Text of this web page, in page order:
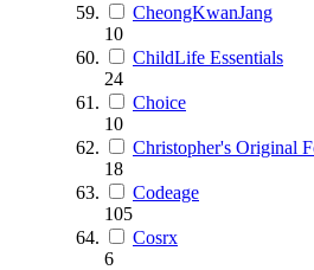
CheongKwanJang
10
ChildLife Essentials
24
Choice
10
Christopher's Original
18
Codeage
105
Cosrx
6